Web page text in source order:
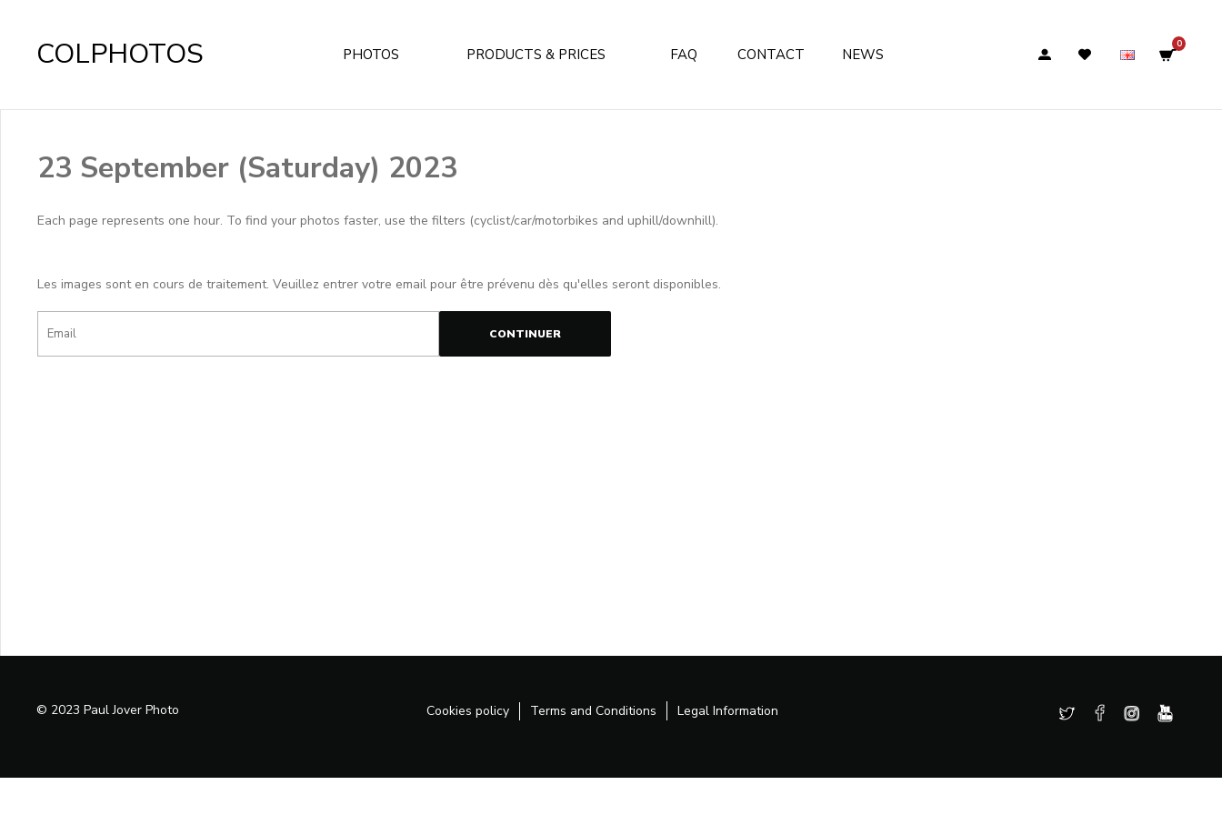
COLPHOTOS 0
PHOTOS PRODUCTS & PRICES FAQ CONTACT NEWS
23 September (Saturday) 2023
Each page represents one hour. To find your photos faster, use the filters (cyclist/car/motorbikes and uphill/downhill).
Les images sont en cours de traitement. Veuillez entrer votre email pour être prévenu dès qu'elles seront disponibles.
CONTINUER
© 2023 Paul Jover Photo Cookies policy Terms and Conditions Legal Information